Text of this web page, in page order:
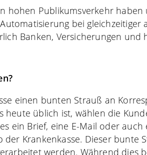
hohen Publikumsverkehr haben
bei gleichzeitiger
Banken, Versicherungen und
einen bunten Strauß an
heute üblich ist, wählen die
ein Brief, eine E-Mail oder auch
der Krankenkasse. Dieser bunte
werden. Während dies